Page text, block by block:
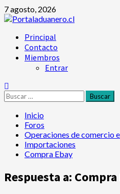
Saltar
al
7 agosto, 2026
Menú
principal
Principal
Contacto
Miembros
Entrar
Buscar:
Inicio
Foros
Operaciones de comercio
Importaciones
Compra Ebay
Respuesta a: Compra